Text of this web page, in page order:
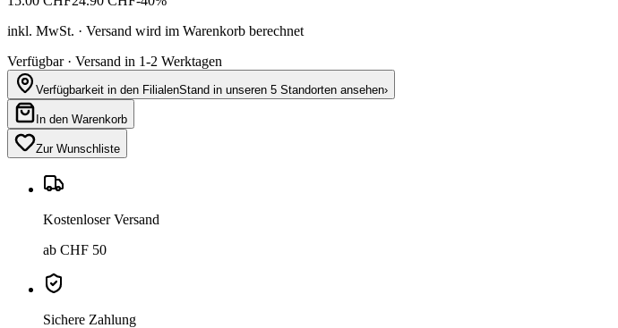
inkl. MwSt. · Versand wird im Warenkorb berechnet
Verfügbar · Versand in 1-2 Werktagen
Verfügbarkeit in den FilialenStand in unseren 5 Standorten ansehen›
In den Warenkorb
Zur Wunschliste
Kostenloser Versand
ab CHF 50
Sichere Zahlung